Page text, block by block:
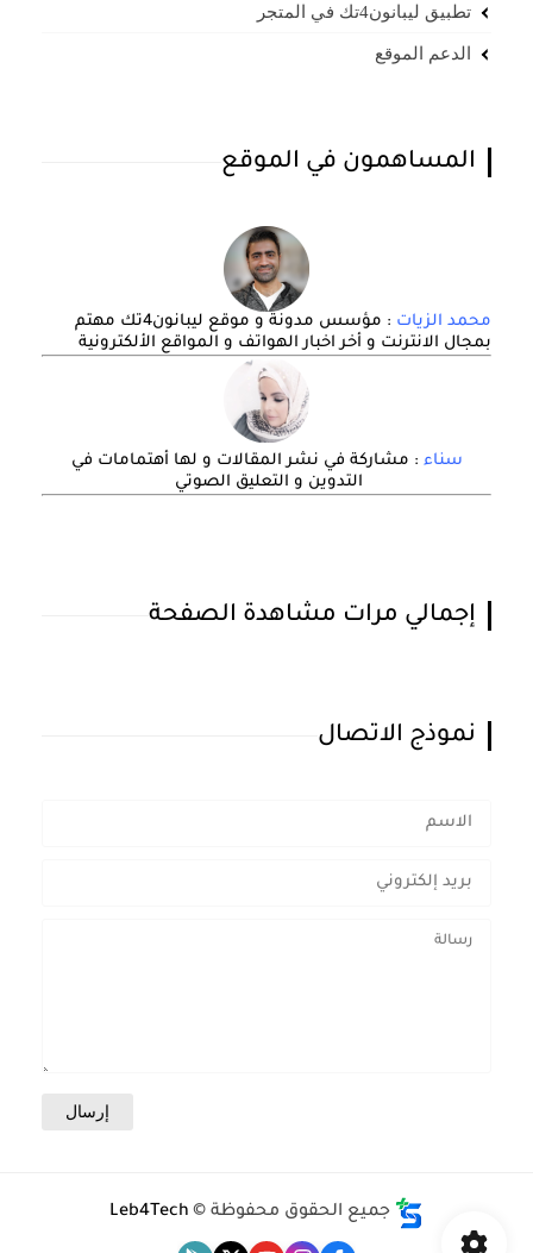
تطبيق ليبانون4تك في المتجر
الدعم الموقع
المساهمون في الموقع
محمد الزيات
: مؤسس مدونة و موقع ليبانون4تك مهتم
بمجال الانترنت و أخر اخبار الهواتف و المواقع الألكترونية
سناء : مشاركة في نشر المقالات و لها أهتمامات في
التدوين و التعليق الصوتي
إجمالي مرات مشاهدة الصفحة
نموذج الاتصال
جميع الحقوق محفوظة © Leb4Tech